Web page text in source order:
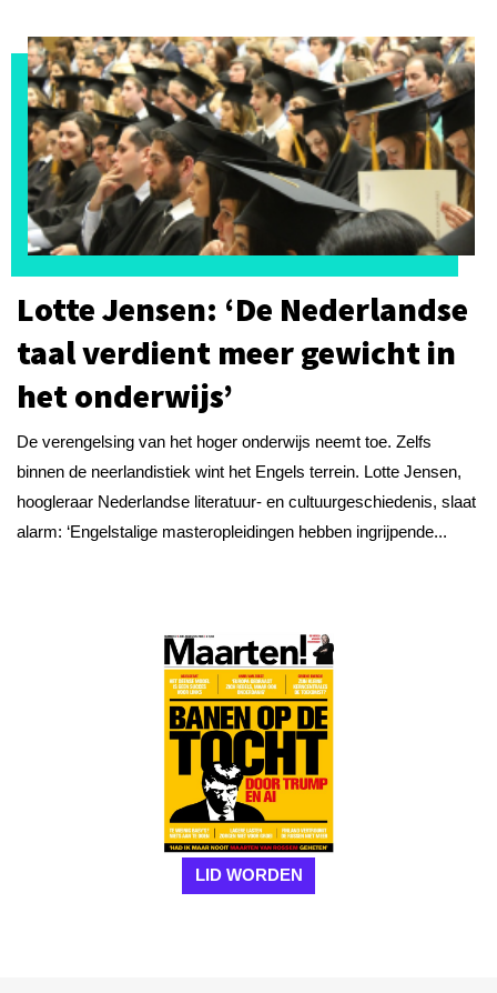
Lotte Jensen: ‘De Nederlandse
taal verdient meer gewicht in
het onderwijs’
De verengelsing van het hoger onderwijs neemt toe. Zelfs
binnen de neerlandistiek wint het Engels terrein. Lotte Jensen,
hoogleraar Nederlandse literatuur- en cultuurgeschiedenis, slaat
alarm: ‘Engelstalige masteropleidingen hebben ingrijpende...
LID WORDEN